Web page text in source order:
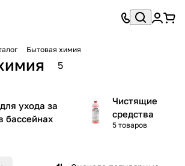
Бытовая химия
5
ухода за
бассейнах
Чистящие
средства
5 товаров